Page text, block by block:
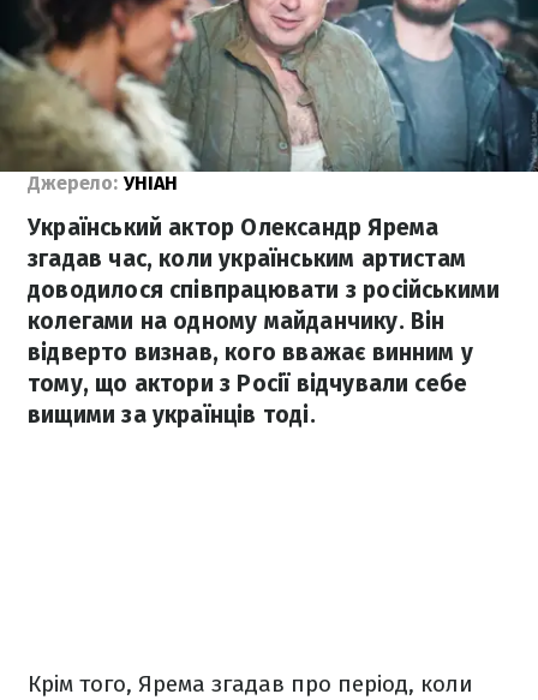
Джерело: УНІАН
Український актор Олександр Ярема
згадав час, коли українським артистам
доводилося співпрацювати з російськими
колегами на одному майданчику. Він
відверто визнав, кого вважає винним у
тому, що актори з Росії відчували себе
вищими за українців тоді.
Крім того, Ярема згадав про період, коли